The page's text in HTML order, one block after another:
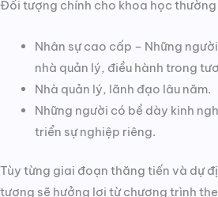
Đối tượng chính cho khoa học thường
Nhân sự cao cấp – Những
nhà quản lý, điều hành trong
Nhà quản lý, lãnh đạo lâu năm.
Những người có bề dày kinh
triển sự nghiệp riêng.
Tùy từng giai đoạn thăng tiến và dự
tượng sẽ hưởng lợi từ chương trình